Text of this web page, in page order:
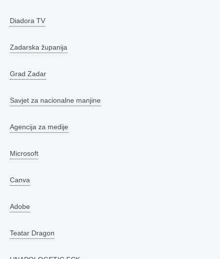
Diadora TV
Zadarska županija
Grad Zadar
Savjet za nacionalne manjine
Agencija za medije
Microsoft
Canva
Adobe
Teatar Dragon